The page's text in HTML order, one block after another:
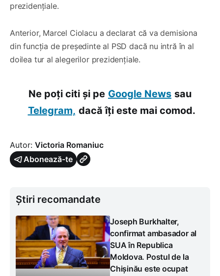
prezidențiale.
Anterior, Marcel Ciolacu a declarat că va demisiona
din funcția de președinte al PSD dacă nu intră în al
doilea tur al alegerilor prezidențiale.
Ne poți citi și pe Google News sau
Telegram, dacă îți este mai comod.
Autor: Victoria Romaniuc
Abonează-te
Știri recomandate
Joseph Burkhalter,
confirmat ambasador al
SUA în Republica
Moldova. Postul de la
Chișinău este ocupat